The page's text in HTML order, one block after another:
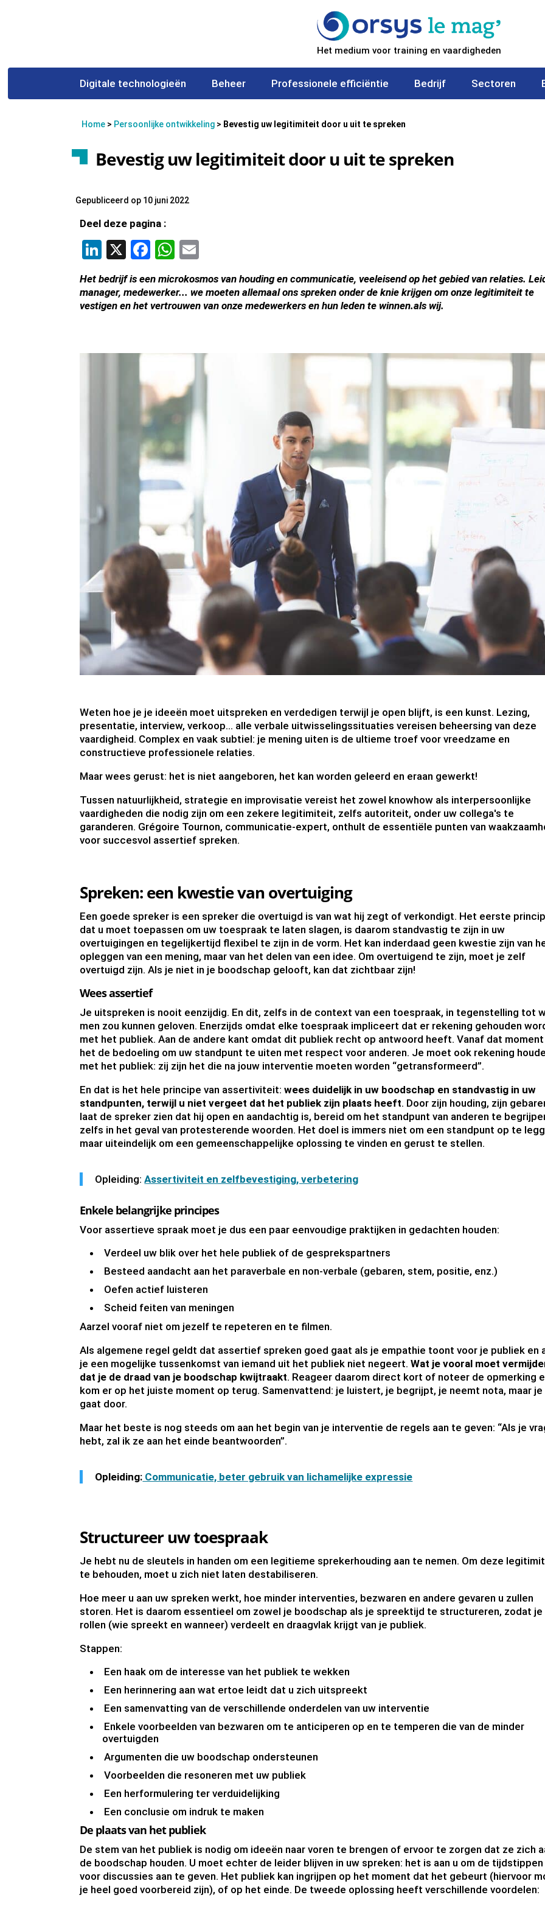
Het medium voor training en vaardigheden
Digitale technologieën Beheer Professionele efficiëntie Bedrijf Sectoren
Home > Persoonlijke ontwikkeling > Bevestig uw legitimiteit door u uit te spreken
Bevestig uw legitimiteit door u uit te spreken
Gepubliceerd op 10 juni 2022
Deel deze pagina :
LinkedIn
X Facebook
WhatsApp
Het bedrijf is een microkosmos van houding en communicatie, veeleisend op het gebied van relaties.
manager, medewerker... we moeten allemaal ons spreken onder de knie krijgen om onze legitimiteit te
vestigen en het vertrouwen van onze medewerkers en hun leden te winnen.als wij.
Weten hoe je je ideeën moet uitspreken en verdedigen terwijl je open blijft, is een kunst. Lezing,
presentatie, interview, verkoop... alle verbale uitwisselingssituaties vereisen beheersing van deze
vaardigheid. Complex en vaak subtiel: je mening uiten is de ultieme troef voor vreedzame en
constructieve professionele relaties.
Maar wees gerust: het is niet aangeboren, het kan worden geleerd en eraan gewerkt!
Tussen natuurlijkheid, strategie en improvisatie vereist het zowel knowhow als interpersoonlijke
vaardigheden die nodig zijn om een zekere legitimiteit, zelfs autoriteit, onder uw collega's te
garanderen. Grégoire Tournon, communicatie-expert, onthult de essentiële punten van
voor succesvol assertief spreken.
Spreken: een kwestie van overtuiging
Een goede spreker is een spreker die overtuigd is van wat hij zegt of verkondigt. Het eerste
dat u moet toepassen om uw toespraak te laten slagen, is daarom standvastig te zijn in uw
overtuigingen en tegelijkertijd flexibel te zijn in de vorm. Het kan inderdaad geen kwestie zijn van
opleggen van een mening, maar van het delen van een idee. Om overtuigend te zijn, moet je zelf
overtuigd zijn. Als je niet in je boodschap gelooft, kan dat zichtbaar zijn!
Wees assertief
Je uitspreken is nooit eenzijdig. En dit, zelfs in de context van een toespraak, in tegenstelling tot
men zou kunnen geloven. Enerzijds omdat elke toespraak impliceert dat er rekening gehouden
met het publiek. Aan de andere kant omdat dit publiek recht op antwoord heeft. Vanaf dat moment
het de bedoeling om uw standpunt te uiten met respect voor anderen. Je moet ook rekening
met het publiek: zij zijn het die na jouw interventie moeten worden “getransformeerd”.
En dat is het hele principe van assertiviteit:wees duidelijk in uw boodschap en standvastig in uw
standpunten, terwijl u niet vergeet dat het publiek zijn plaats heeft. Door zijn houding, zijn
laat de spreker zien dat hij open en aandachtig is, bereid om het standpunt van anderen te
zelfs in het geval van protesterende woorden. Het doel is immers niet om een standpunt op te
maar uiteindelijk om een gemeenschappelijke oplossing te vinden en gerust te stellen.
Opleiding:Assertiviteit en zelfbevestiging, verbetering
Enkele belangrijke principes
Voor assertieve spraak moet je dus een paar eenvoudige praktijken in gedachten houden:
Verdeel uw blik over het hele publiek of de gesprekspartners
Besteed aandacht aan het paraverbale en non-verbale (gebaren, stem, positie, enz.)
Oefen actief luisteren
Scheid feiten van meningen
Aarzel vooraf niet om jezelf te repeteren en te filmen.
Als algemene regel geldt dat assertief spreken goed gaat als je empathie toont voor je publiek en
je een mogelijke tussenkomst van iemand uit het publiek niet negeert.Wat je vooral moet
dat je de draad van je boodschap kwijtraakt. Reageer daarom direct kort of noteer de opmerking
kom er op het juiste moment op terug. Samenvattend: je luistert, je begrijpt, je neemt nota, maar je
gaat door.
Maar het beste is nog steeds om aan het begin van je interventie de regels aan te geven: “Als je
hebt, zal ik ze aan het einde beantwoorden”.
Opleiding: Communicatie, beter gebruik van lichamelijke expressie
Structureer uw toespraak
Je hebt nu de sleutels in handen om een legitieme sprekerhouding aan te nemen. Om deze
te behouden, moet u zich niet laten destabiliseren.
Hoe meer u aan uw spreken werkt, hoe minder interventies, bezwaren en andere gevaren u zullen
storen. Het is daarom essentieel om zowel je boodschap als je spreektijd te structureren, zodat je
rollen (wie spreekt en wanneer) verdeelt en draagvlak krijgt van je publiek.
Stappen:
Een haak om de interesse van het publiek te wekken
Een herinnering aan wat ertoe leidt dat u zich uitspreekt
Een samenvatting van de verschillende onderdelen van uw interventie
Enkele voorbeelden van bezwaren om te anticiperen op en te temperen die van de minder
overtuigden
Argumenten die uw boodschap ondersteunen
Voorbeelden die resoneren met uw publiek
Een herformulering ter verduidelijking
Een conclusie om indruk te maken
De plaats van het publiek
De stem van het publiek is nodig om ideeën naar voren te brengen of ervoor te zorgen dat ze zich
de boodschap houden. U moet echter de leider blijven in uw spreken: het is aan u om de tijdstippen
voor discussies aan te geven. Het publiek kan ingrijpen op het moment dat het gebeurt (hiervoor
je heel goed voorbereid zijn), of op het einde. De tweede oplossing heeft verschillende voordelen: